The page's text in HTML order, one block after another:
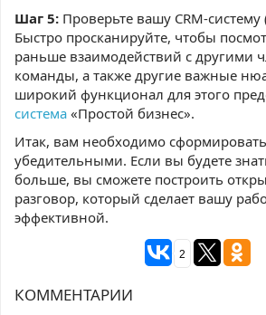
Шаг 5: Проверьте вашу CRM-систему
Быстро просканируйте, чтобы
раньше взаимодействий с другими
команды, а также другие важные
широкий функционал для этого
система «Простой бизнес».
Итак, вам необходимо
убедительными. Если вы будете
больше, вы сможете построить
разговор, который сделает вашу
эффективной.
2
КОММЕНТАРИИ